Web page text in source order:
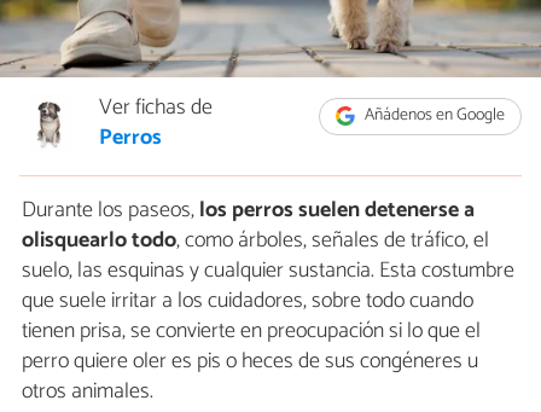
Añádenos en Google
Ver fichas de
Perros
Durante los paseos,los perros suelen detenerse a
olisquearlo todo, como árboles, señales de tráfico, el
suelo, las esquinas y cualquier sustancia. Esta costumbre
que suele irritar a los cuidadores, sobre todo cuando
tienen prisa, se convierte en preocupación si lo que el
perro quiere oler es pis o heces de sus congéneres u
otros animales.